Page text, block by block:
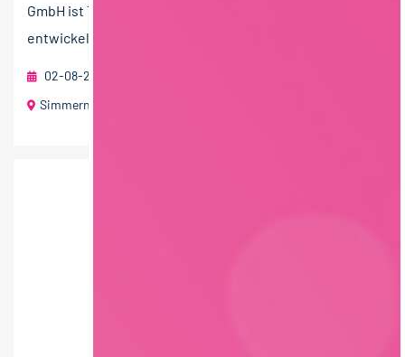
GmbH ist Teil der CONVAR Unternehmensgruppe und
entwickelt sowie produziert...
02-08-2026
Simmern / Hunsrück